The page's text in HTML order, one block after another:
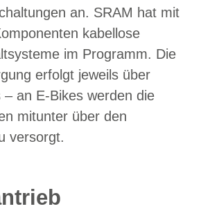
an. SRAM hat mit
kabellose
im Programm. Die
erfolgt jeweils über
– an E-Bikes werden die
mitunter über den
versorgt.